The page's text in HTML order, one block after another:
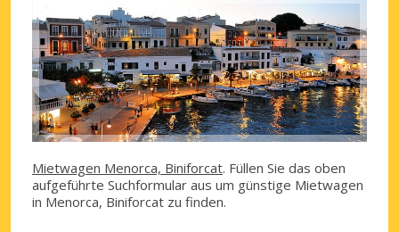
Mietwagen Menorca, Biniforcat. Füllen Sie das oben
aufgeführte Suchformular aus um günstige Mietwagen
in Menorca, Biniforcat zu finden.